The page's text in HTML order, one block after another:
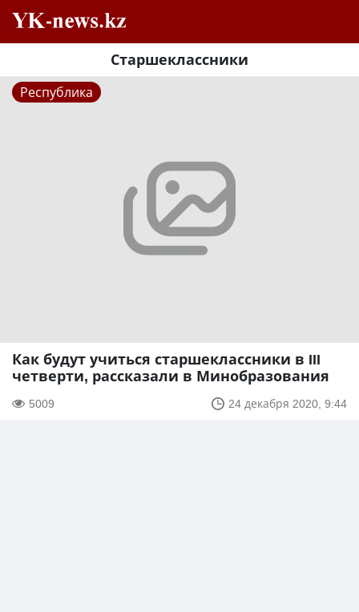
Старшеклассники
Республика
Как будут учиться старшеклассники в III
четверти, рассказали в Минобразования
5009 24 декабря 2020, 9:44